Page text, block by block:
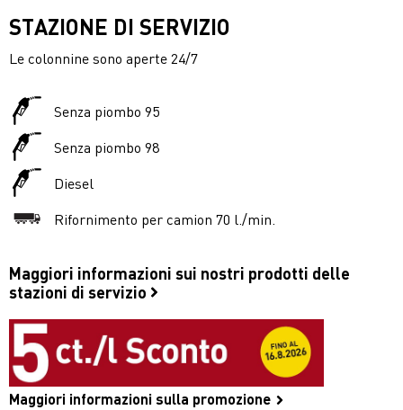
STAZIONE DI SERVIZIO
Le colonnine sono aperte 24/7
Senza piombo 95
Senza piombo 98
Diesel
Rifornimento per camion 70 l./min.
Maggiori informazioni sui nostri prodotti delle
stazioni di servizio
Maggiori informazioni sulla promozione